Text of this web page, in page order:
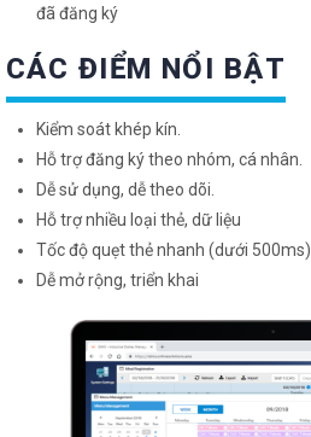
đã đăng ký
CÁC ĐIỂM NỔI BẬT
Kiểm soát khép kín.
Hỗ trợ đăng ký theo nhóm, cá nhân.
Dễ sử dụng, dễ theo dõi.
Hỗ trợ nhiều loại thẻ, dữ liệu
Tốc độ quẹt thẻ nhanh (dưới 500ms)
Dễ mở rộng, triển khai